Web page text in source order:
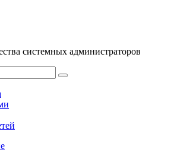
системных администраторов